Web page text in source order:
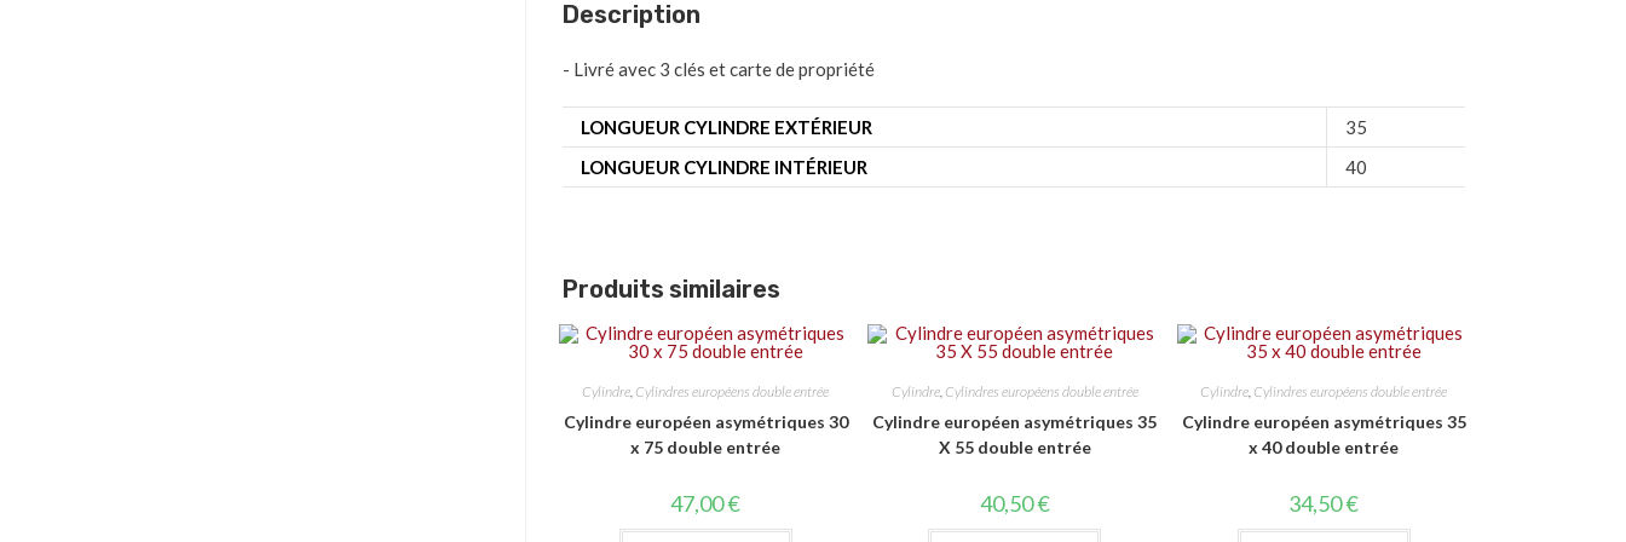
Description
- Livré avec 3 clés et carte de propriété
LONGUEUR CYLINDRE EXTÉRIEUR
35
LONGUEUR CYLINDRE INTÉRIEUR
40
Produits similaires
Cylindre, Cylindres européens double entrée
Cylindre européen asymétriques 30
x 75 double entrée
47,00€
Cylindre, Cylindres européens double entrée
Cylindre européen asymétriques 35
X 55 double entrée
40,50€
Cylindre, Cylindres européens double entrée
Cylindre européen asymétriques 35
x 40 double entrée
34,50€